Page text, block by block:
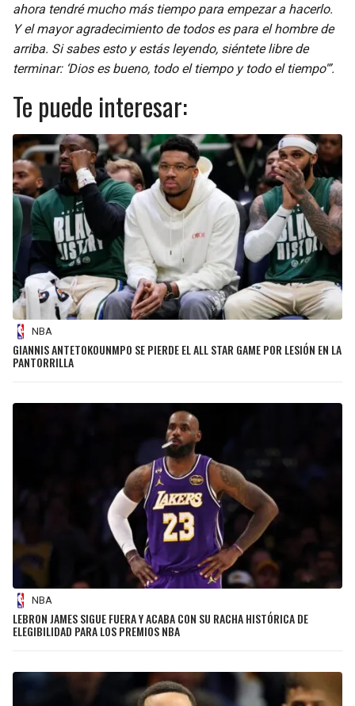
ahora tendré mucho más tiempo para empezar a hacerlo.
Y el mayor agradecimiento de todos es para el hombre de
arriba. Si sabes esto y estás leyendo, siéntete libre de
terminar: ‘Dios es bueno, todo el tiempo y todo el tiempo'”.
Te puede interesar:
NBA
GIANNIS ANTETOKOUNMPO SE PIERDE EL ALL STAR GAME POR LESIÓN EN LA
PANTORRILLA
NBA
LEBRON JAMES SIGUE FUERA Y ACABA CON SU RACHA HISTÓRICA DE
ELEGIBILIDAD PARA LOS PREMIOS NBA